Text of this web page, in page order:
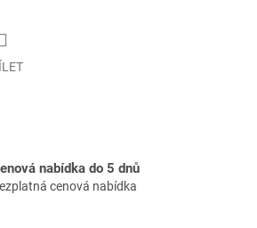
nabídka do 5 dnů
cenová nabídka